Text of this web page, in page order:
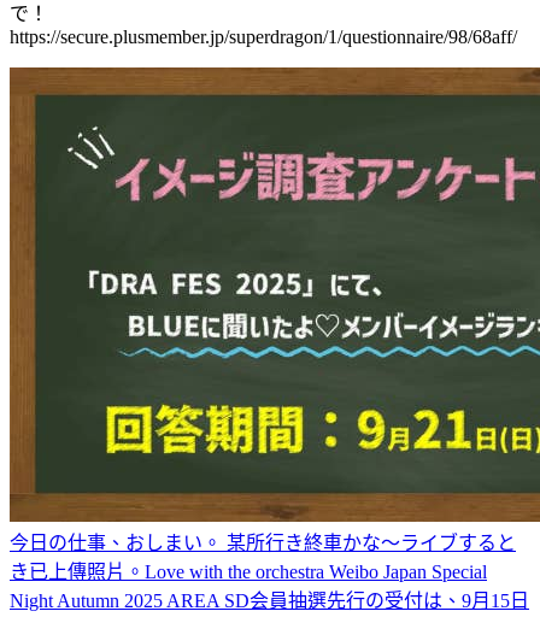
で！
https://secure.plusmember.jp/superdragon/1/questionnaire/98/68aff/
今日の仕事、おしまい。 某所行き終車かな〜ライブすると
き已上傳照片。 Love with the orchestra Weibo Japan Special
Night Autumn 2025 AREA SD会員抽選先行の受付は、9月15日